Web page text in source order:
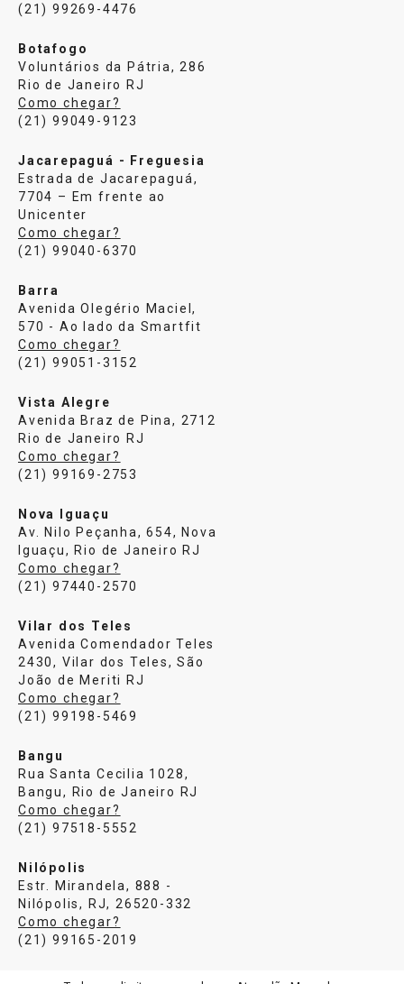
(21) 99269-4476
Botafogo
Voluntários da Pátria, 286
Rio de Janeiro RJ
Como chegar?
(21) 99049-9123
Jacarepaguá - Freguesia
Estrada de Jacarepaguá,
7704 – Em frente ao
Unicenter
Como chegar?
(21) 99040-6370
Barra
Avenida Olegério Maciel,
570 - Ao lado da Smartfit
Como chegar?
(21) 99051-3152
Vista Alegre
Avenida Braz de Pina, 2712
Rio de Janeiro RJ
Como chegar?
(21) 99169-2753
Nova Iguaçu
Av. Nilo Peçanha, 654, Nova
Iguaçu, Rio de Janeiro RJ
Como chegar?
(21) 97440-2570
Vilar dos Teles
Avenida Comendador Teles
2430, Vilar dos Teles, São
João de Meriti RJ
Como chegar?
(21) 99198-5469
Bangu
Rua Santa Cecilia 1028,
Bangu, Rio de Janeiro RJ
Como chegar?
(21) 97518-5552
Nilópolis
Estr. Mirandela, 888 -
Nilópolis, RJ, 26520-332
Como chegar?
(21) 99165-2019